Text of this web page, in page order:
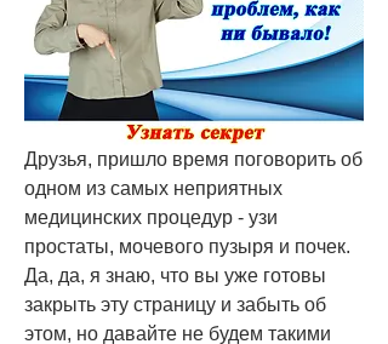
Друзья, пришло время поговорить об
одном из самых неприятных
медицинских процедур - узи
простаты, мочевого пузыря и почек.
Да, да, я знаю, что вы уже готовы
закрыть эту страницу и забыть об
этом, но давайте не будем такими